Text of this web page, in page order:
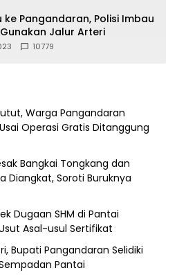
ke Pangandaran, Polisi Imbau
Jalur Arteri
10779
Warga Pangandaran
Operasi Gratis Ditanggung
Bangkai Tongkang dan
Diangkat, Soroti Buruknya
Dugaan SHM di Pantai
Asal-usul Sertifikat
Bupati Pangandaran Selidiki
Pantai